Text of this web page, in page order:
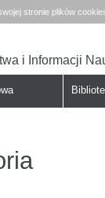
stronie plików
i Informacji